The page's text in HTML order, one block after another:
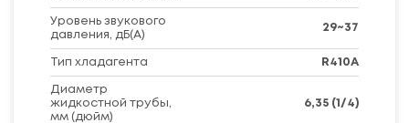
Уровень звукового
давления, дБ(А)
29~37
Тип хладагента R410A
Диаметр
жидкостной трубы,
мм (дюйм)
6,35 (1/4)